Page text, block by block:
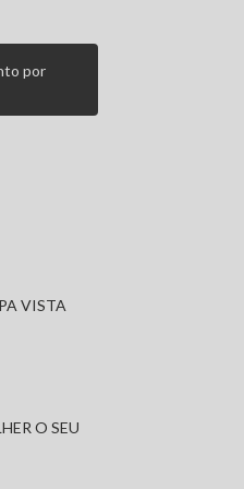
por
VISTA
O SEU